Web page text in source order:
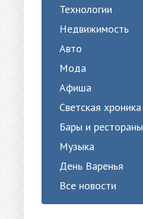
Технологии
Недвижимость
Авто
Мода
Афиша
Светская хроника
Бары и рестораны
Музыка
День Варенья
Все новости